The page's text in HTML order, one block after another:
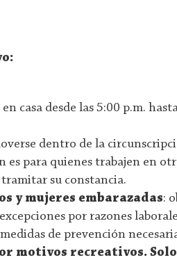
casa desde las 5:00 p.m.
dentro de la
es para quienes trabajen en
su constancia.
y mujeres embarazadas:
por razones
de prevención
motivos recreativos.